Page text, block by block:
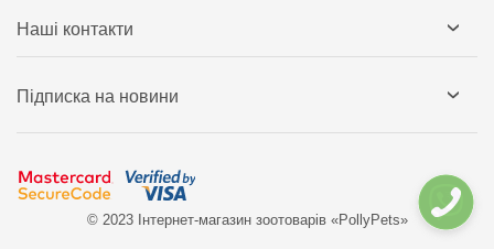
Наші контакти
Підписка на новини
© 2023 Інтернет-магазин зоотоварів «PollyPets»